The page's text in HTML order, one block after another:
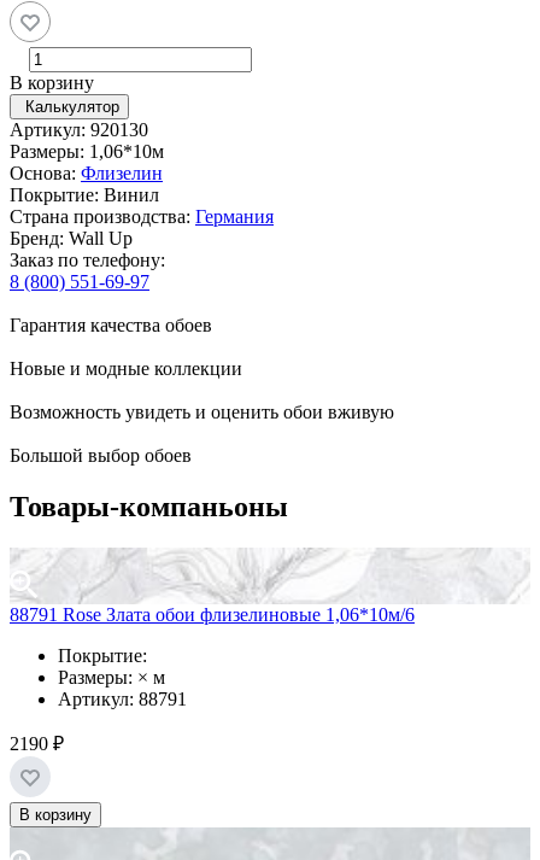
В корзину
Калькулятор
Артикул: 920130
Размеры: 1,06*10м
Основа: Флизелин
Покрытие: Винил
Страна производства: Германия
Бренд: Wall Up
Заказ по телефону:
8 (800) 551-69-97
Гарантия качества обоев
Новые и модные коллекции
Возможность увидеть и оценить обои вживую
Большой выбор обоев
Товары-компаньоны
88791 Rose Злата обои флизелиновые 1,06*10м/6
Покрытие:
Размеры: × м
Артикул: 88791
2190 ₽
В корзину